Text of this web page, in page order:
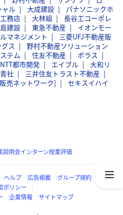
ャル 大成建設
パナソニックホ
務店 大林組
長谷工コーポレ
建設 東急不動産
イオンモー
マネジメント
三菱UFJ不動産販
ス
野村不動産ソリューション
テム 住友不動産
ポラス
NTT都市開発 エイブル
大和リ
社
三井住友トラスト不動産
売ネットワーク]
セキスイハイ
説明会インターン授業評価
ヘルプ 広告掲載
グループ規約
ポリシー
企業情報 サイトマップ